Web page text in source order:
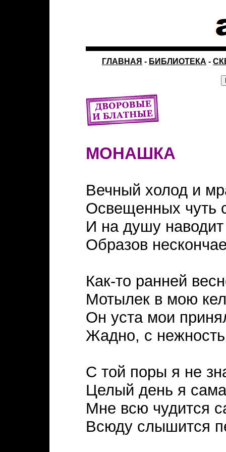
ГЛАВНАЯ - БИБЛИОТЕКА -
МОНАШКА
Вечный холод и
Освещенных чуть
И на душу
Образов
Как-то ранней
Мотылек в мою
Он уста мои
Жадно, с
С той поры я не
Целый день я
Мне всю чудится
Всюду слышится